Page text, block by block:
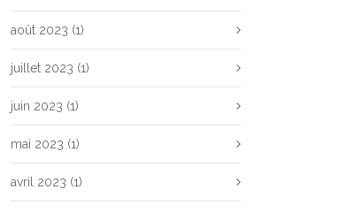
août 2023 (1)
juillet 2023 (1)
juin 2023 (1)
mai 2023 (1)
avril 2023 (1)